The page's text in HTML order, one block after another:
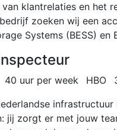
klantrelaties en het
zoeken wij een
Systems (BESS) en
40 uur per week HBO
jij zorgt er met jouw